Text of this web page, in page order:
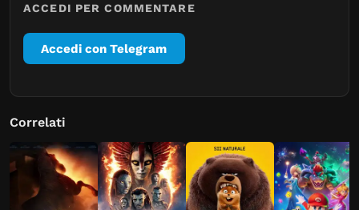
ACCEDI PER COMMENTARE
Accedi con Telegram
Correlati